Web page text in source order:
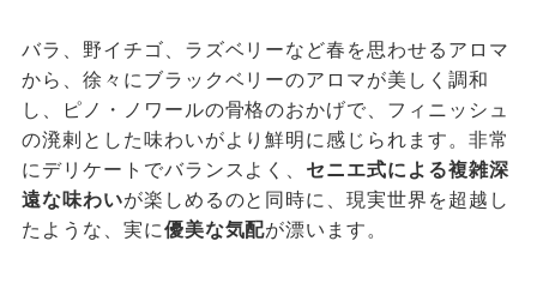
バラ、野イチゴ、ラズベリーなど春を思わせるアロマ
から、徐々にブラックベリーのアロマが美しく調和
し、ピノ・ノワールの骨格のおかげで、フィニッシュ
の溌剌とした味わいがより鮮明に感じられます。非常
にデリケートでバランスよく、 セニエ式による複雑深
遠な味わいが楽しめるのと同時に、現実世界を超越し
たような、実に優美な気配が漂います。